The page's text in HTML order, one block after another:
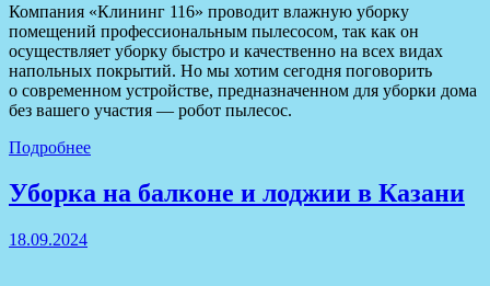
Компания «Клининг 116» проводит влажную уборку
помещений профессиональным пылесосом, так как он
осуществляет уборку быстро и качественно на всех видах
напольных покрытий. Но мы хотим сегодня поговорить
о современном устройстве, предназначенном для уборки дома
без вашего участия — робот пылесос.
Подробнее
Уборка на балконе и лоджии в Казани
18.09.2024